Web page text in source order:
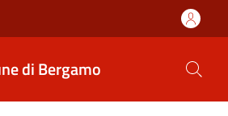
di Bergamo